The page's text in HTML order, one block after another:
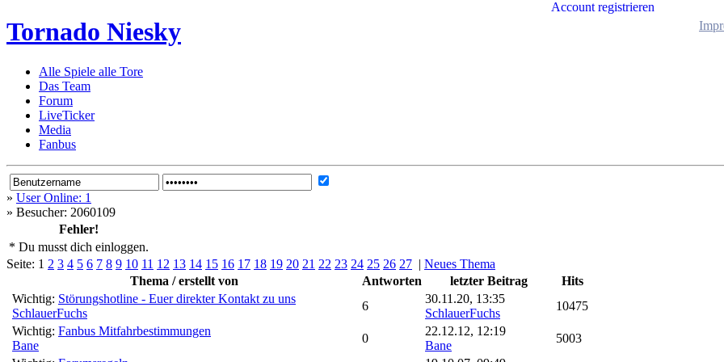
Tornado Niesky
Alle Spiele alle Tore
Das Team
Forum
LiveTicker
Media
Fanbus
Account registrieren
» User Online: 1
» Besucher: 2060109
Fehler!
* Du musst dich einloggen.
Seite: 1 2 3 4 5 6 7 8 9 10 11 12 13 14 15 16 17 18 19 20 21 22 23 24 25 26 27 | Neues Thema
Thema / erstellt von
Antworten letzter Beitrag
Hits
Wichtig: Störungshotline - Euer direkter Kontakt zu uns
SchlauerFuchs
6
30.11.20, 13:35
SchlauerFuchs
10475
Wichtig: Fanbus Mitfahrbestimmungen
Bane
0
22.12.12, 12:19
Bane
5003